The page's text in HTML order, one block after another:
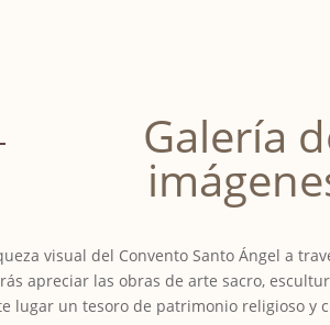
Galería
visual del Convento Santo Ángel a
apreciar las obras de arte sacro,
lugar un tesoro de patrimonio religioso y